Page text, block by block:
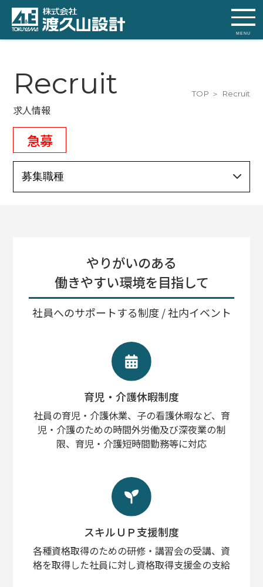
MENU
Recruit
求人情報
TOP Recruit
急募
やりがいのある
働きやすい環境を目指して
社員へのサポートする制度 / 社内イベント
育児・介護休暇制度
社員の育児・介護休業、子の看護休暇など、育
児・介護のための時間外労働及び深夜業の制
限、育児・介護短時間勤務等に対応
スキルＵＰ支援制度
各種資格取得のための研修・講習会の受講、資
格を取得した社員に対し資格取得支援金の支給